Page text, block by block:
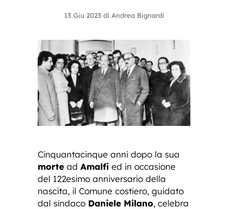
13 Giu 2023 di Andrea Bignardi
Cinquantacinque anni dopo la sua
morte ad Amalfi ed in occasione
del 122esimo anniversario della
nascita, il Comune costiero, guidato
dal sindaco Daniele Milano, celebra